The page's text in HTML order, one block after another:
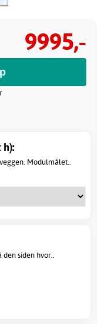
9995,-
h):
Modulmålet..
siden hvor..